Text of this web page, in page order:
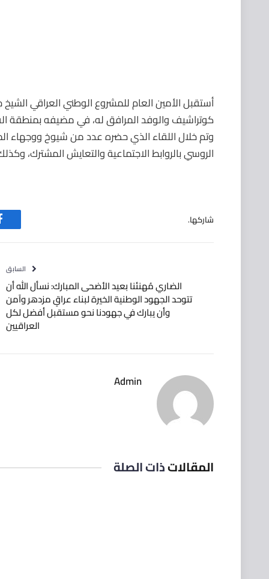
أستقبل الأمين العام للمشروع الوطني العراقي
كوتراشيف والوفد المرافق له، في مضيفه بمنطقة
وتم خلال اللقاء الذي حضره عدد من شيوخ ووجهاء
الروسي بالروابط الاجتماعية والتعايش المشترك،
شاركها.
السابق
الضاري مُهنئنا بعيد الأضحى المبارك: نسأل الله أن
تتوحد الجهود الوطنية الخيرة لبناء عراقٍ مزدهر وآمن
وأن يبارك في جهودنا نحو مستقبل أفضل لكل
العراقيين
Admin
المقالاتذات الصلة